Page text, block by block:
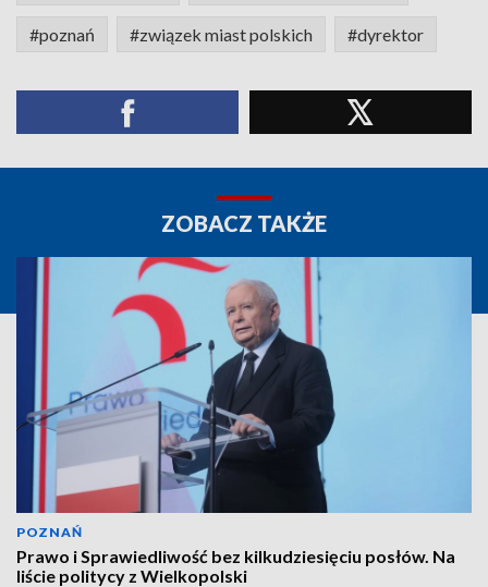
#poznań #związek miast polskich #dyrektor
ZOBACZ TAKŻE
POZNAŃ
Prawo i Sprawiedliwość bez kilkudziesięciu posłów. Na
liście politycy z Wielkopolski